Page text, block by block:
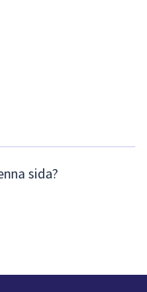
sida?